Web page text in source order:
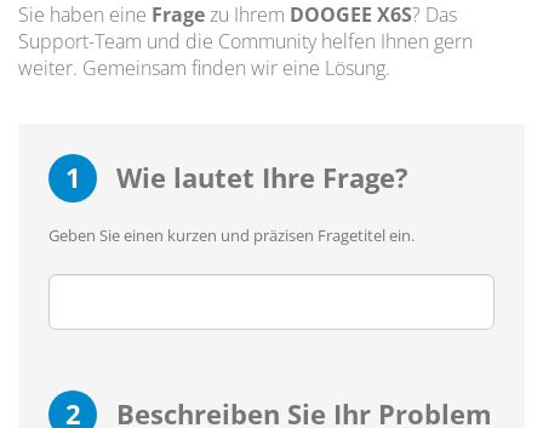
Sie haben eine Fragezu Ihrem DOOGEE X6S? Das
Support-Team und die Community helfen Ihnen gern
weiter. Gemeinsam finden wir eine Lösung.
1 Wie lautet Ihre Frage?
Geben Sie einen kurzen und präzisen Fragetitel ein.
2 Beschreiben Sie Ihr Problem